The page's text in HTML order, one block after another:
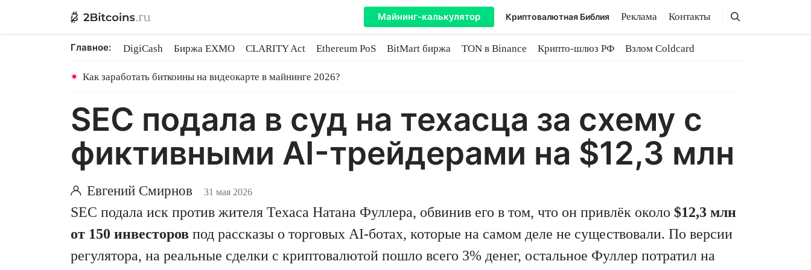
Майнинг-калькулятор Криптовалютная Библия Реклама Контакты Поиск
Поиск
Главное: DigiCash Биржа EXMO CLARITY Act Ethereum PoS BitMart биржа TON в Binance Крипто-шлюз РФ
Взлом Coldcard
Как заработать биткоины на видеокарте в майнинге 2026?
SEC подала в суд на техасца за схему с
фиктивными AI-трейдерами на $12,3 млн
Евгений Смирнов 31 мая 2026
SEC подала иск против жителя Техаса Натана Фуллера, обвинив его в том, что он привлёк около $12,3 млн
от 150 инвесторов под рассказы о торговых AI-ботах, которые на самом деле не существовали. По версии
регулятора, на реальные сделки с криптовалютой пошло всего 3% денег, остальное Фуллер потратил на